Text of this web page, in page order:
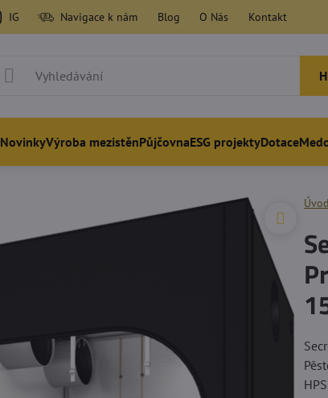
IG Navigace k nám Blog O Nás Kontakt
NovinkyVýroba mezistěnPůjčovnaESG projektyDotace
Úvod